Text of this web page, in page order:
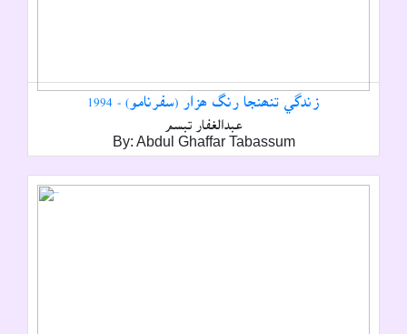
زندگي تنھنجا رنگ ھزار (سفرنامو) - 1994
عبدالغفار تبسم
By: Abdul Ghaffar Tabassum